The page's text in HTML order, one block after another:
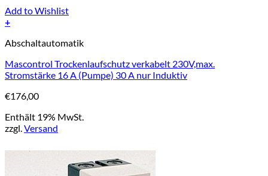
Add to Wishlist
+
Abschaltautomatik
Mascontrol Trockenlaufschutz verkabelt 230V,max.
Stromstärke 16 A (Pumpe) 30 A nur Induktiv
€176,00
Enthält 19% MwSt.
zzgl.Versand